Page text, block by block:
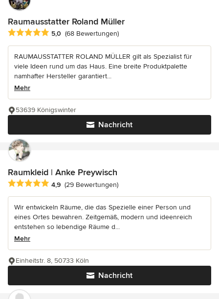
Raumausstatter Roland Müller
Durchschnittliche Bewertung: 5 von 5 Sternen
5,0 (68 Bewertungen)
RAUMAUSSTATTER ROLAND MÜLLER gilt als Spezialist für
viele Ideen rund um das Haus. Eine breite Produktpalette
namhafter Hersteller garantiert...
Mehr
Nachricht
53639 Königswinter
Raumkleid | Anke Preywisch
Durchschnittliche Bewertung: 4.9 von 5 Sternen
4,9 (29 Bewertungen)
Wir entwickeln Räume, die das Spezielle einer Person und
eines Ortes bewahren. Zeitgemäß, modern und ideenreich
entstehen so lebendige Räume d...
Mehr
Nachricht
Einheitstr. 8, 50733 Köln